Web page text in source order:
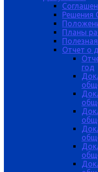
Решения
Планы
Отчет о
год